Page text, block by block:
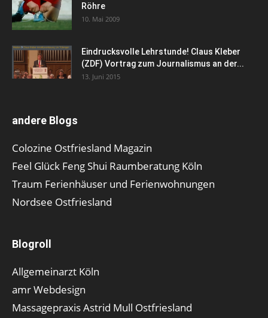
Röhre
10. Mai 2009
Eindrucksvolle Lehrstunde! Claus Kleber
(ZDF) Vortrag zum Journalismus an der...
13. Juni 2015
andere Blogs
Colozine Ostfriesland Magazin
Feel Glück Feng Shui Raumberatung Köln
Traum Ferienhäuser und Ferienwohnungen
Nordsee Ostfriesland
Blogroll
Allgemeinarzt Köln
amr Webdesign
Massagepraxis Astrid Mull Ostfriesland